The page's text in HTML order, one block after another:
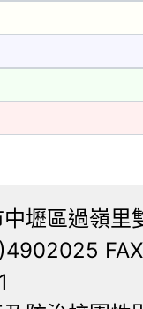
壢區過嶺里
FAX